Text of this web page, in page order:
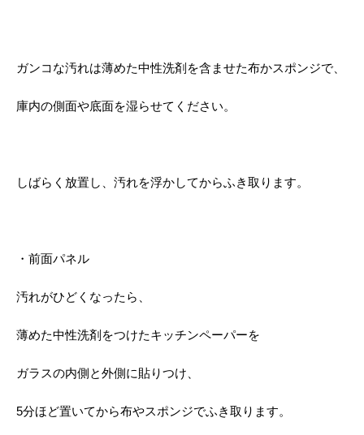
ガンコな汚れは薄めた中性洗剤を含ませた布かスポンジで、
庫内の側面や底面を湿らせてください。
しばらく放置し、汚れを浮かしてからふき取ります。
・前面パネル
汚れがひどくなったら、
薄めた中性洗剤をつけたキッチンペーパーを
ガラスの内側と外側に貼りつけ、
5分ほど置いてから布やスポンジでふき取ります。